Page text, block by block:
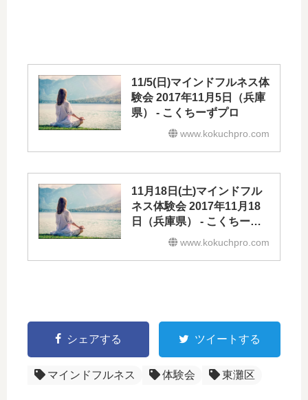
11/5(日)マインドフルネス体
験会 2017年11月5日（兵庫
県） - こくちーずプロ
www.kokuchpro.com
11月18日(土)マインドフル
ネス体験会 2017年11月18
日（兵庫県） - こくちーず
www.kokuchpro.com
シェアする ツイートする
マインドフルネス 体験会 東灘区